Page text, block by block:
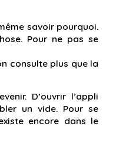
savoir pourquoi.
Pour ne pas se
consulte plus que la
D’ouvrir l’appli
un vide. Pour se
encore dans le